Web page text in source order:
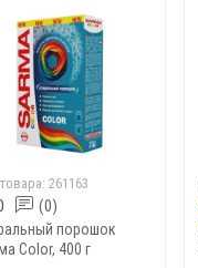
261163
(0)
порошок
Color, 400 г